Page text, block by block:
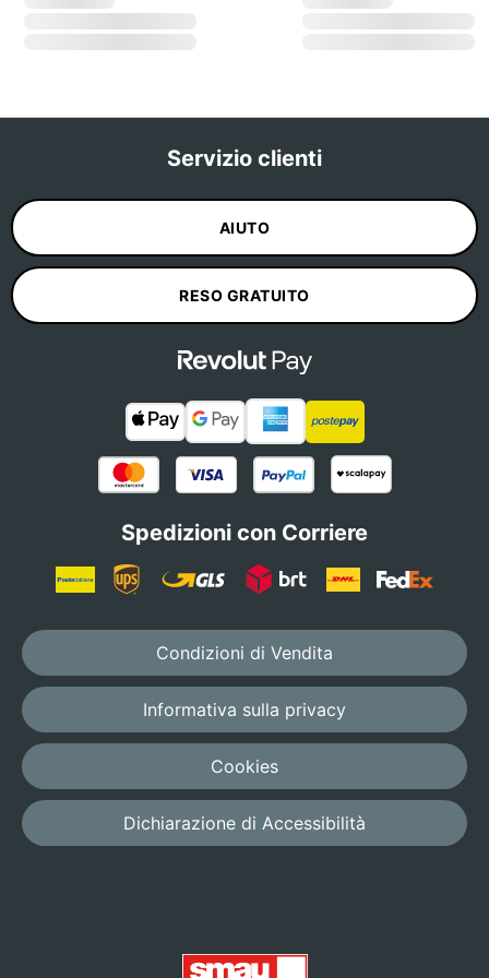
Servizio clienti
AIUTO
RESO GRATUITO
Spedizioni con Corriere
Condizioni di Vendita
Informativa sulla privacy
Cookies
Dichiarazione di Accessibilità